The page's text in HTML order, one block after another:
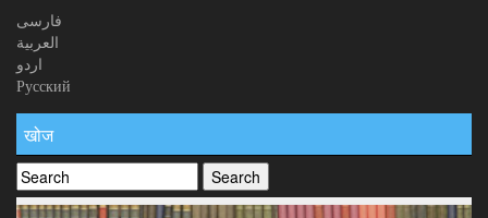
فارسی
العربیة
اردو
Русский
खोज